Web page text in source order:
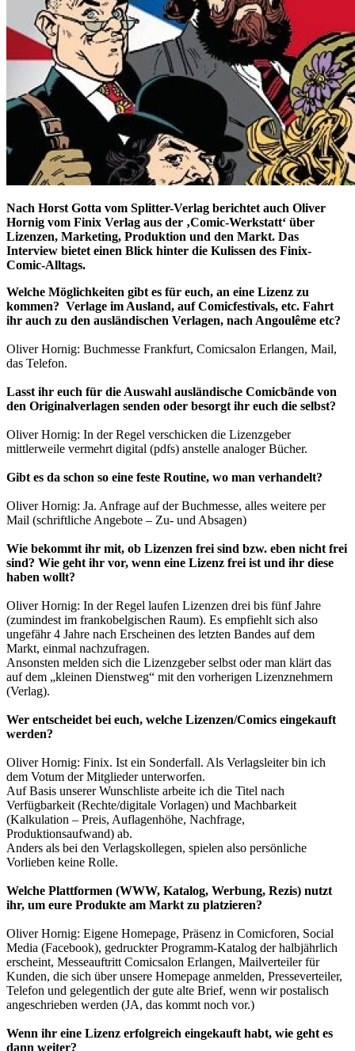
Nach Horst Gotta vom Splitter-Verlag berichtet auch Oliver
Hornig vom Finix Verlag aus der ‚Comic-Werkstatt‘ über
Lizenzen, Marketing, Produktion und den Markt. Das
Interview bietet einen Blick hinter die Kulissen des Finix-
Comic-Alltags.
Welche Möglichkeiten gibt es für euch, an eine Lizenz zu
kommen? Verlage im Ausland, auf Comicfestivals, etc. Fahrt
ihr auch zu den ausländischen Verlagen, nach Angoulême etc?
Oliver Hornig: Buchmesse Frankfurt, Comicsalon Erlangen, Mail,
das Telefon.
Lasst ihr euch für die Auswahl ausländische Comicbände von
den Originalverlagen senden oder besorgt ihr euch die selbst?
Oliver Hornig: In der Regel verschicken die Lizenzgeber
mittlerweile vermehrt digital (pdfs) anstelle analoger Bücher.
Gibt es da schon so eine feste Routine, wo man verhandelt?
Oliver Hornig: Ja. Anfrage auf der Buchmesse, alles weitere per
Mail (schriftliche Angebote – Zu- und Absagen)
Wie bekommt ihr mit, ob Lizenzen frei sind bzw. eben nicht frei
sind? Wie geht ihr vor, wenn eine Lizenz frei ist und ihr diese
haben wollt?
Oliver Hornig: In der Regel laufen Lizenzen drei bis fünf Jahre
(zumindest im frankobelgischen Raum). Es empfiehlt sich also
ungefähr 4 Jahre nach Erscheinen des letzten Bandes auf dem
Markt, einmal nachzufragen.
Ansonsten melden sich die Lizenzgeber selbst oder man klärt das
auf dem „kleinen Dienstweg“ mit den vorherigen Lizenznehmern
(Verlag).
Wer entscheidet bei euch, welche Lizenzen/Comics eingekauft
werden?
Oliver Hornig: Finix. Ist ein Sonderfall. Als Verlagsleiter bin ich
dem Votum der Mitglieder unterworfen.
Auf Basis unserer Wunschliste arbeite ich die Titel nach
Verfügbarkeit (Rechte/digitale Vorlagen) und Machbarkeit
(Kalkulation – Preis, Auflagenhöhe, Nachfrage,
Produktionsaufwand) ab.
Anders als bei den Verlagskollegen, spielen also persönliche
Vorlieben keine Rolle.
Welche Plattformen (WWW, Katalog, Werbung, Rezis) nutzt
ihr, um eure Produkte am Markt zu platzieren?
Oliver Hornig: Eigene Homepage, Präsenz in Comicforen, Social
Media (Facebook), gedruckter Programm-Katalog der halbjährlich
erscheint, Messeauftritt Comicsalon Erlangen, Mailverteiler für
Kunden, die sich über unsere Homepage anmelden, Presseverteiler,
Telefon und gelegentlich der gute alte Brief, wenn wir postalisch
angeschrieben werden (JA, das kommt noch vor.)
Wenn ihr eine Lizenz erfolgreich eingekauft habt, wie geht es
dann weiter?